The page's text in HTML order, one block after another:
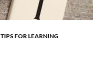
TIPS FOR LEARNING